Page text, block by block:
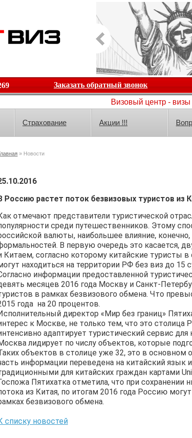
Заказать обратный звонок
Визовый центр -
Страхование Акции !!!
» Новости
Россию растет поток безвизовых туристов из
отмечают представители туристической
среди путешественников. Этому
валюты, наибольшее влияние,
В первую очередь это касается,
Китаем, согласно которому китайские туристы
находиться на территории РФ без виз до 15
информации предоставленной
месяцев 2016 года Москву и Санкт-
в рамках безвизового обмена. Что
года на 20 процентов.
директор «Мир без границ»
к Москве, не только тем, что это столица
адаптирует туристический сервис для
лидирует по числу объектов, которые
объектов в столице уже 32, это в основном
информации переведена на китайский язык
для китайских граждан картами
Пятихатка отметила, что при сохранении
из Китая, по итогам 2016 года Россию
безвизового обмена.
списку новостей